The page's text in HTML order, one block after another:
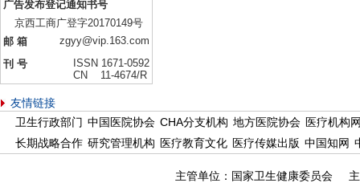
广告发布登记通知书号
京西工商广登字20170149号
邮 箱
zgyy@vip.163.com
刊 号
ISSN 1671-0592
CN 11-4674/R
友情链接
卫生行政部门 中国医院协会 CHA分支机构 地方医院协会 医疗机构
长期战略合作 研究管理机构 医疗教育文化 医疗传媒出版 中国知网
主管单位：国家卫生健康委员会